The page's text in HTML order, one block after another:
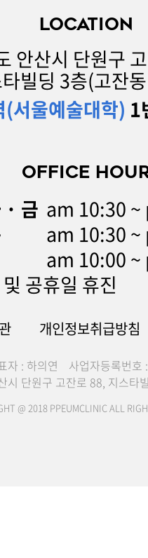
LOCATION
안산시 단원구
빌딩 3층(고잔
서울예술대학) 1
OFFICE
· 금 am 10:30
am 10:30
am 10:00
공휴일 휴진
개인정보취급방침
자 : 하의연
사업자등록번
시 단원구 고잔로 88, 지스타
@ 2018 PPEUMCLINIC ALL